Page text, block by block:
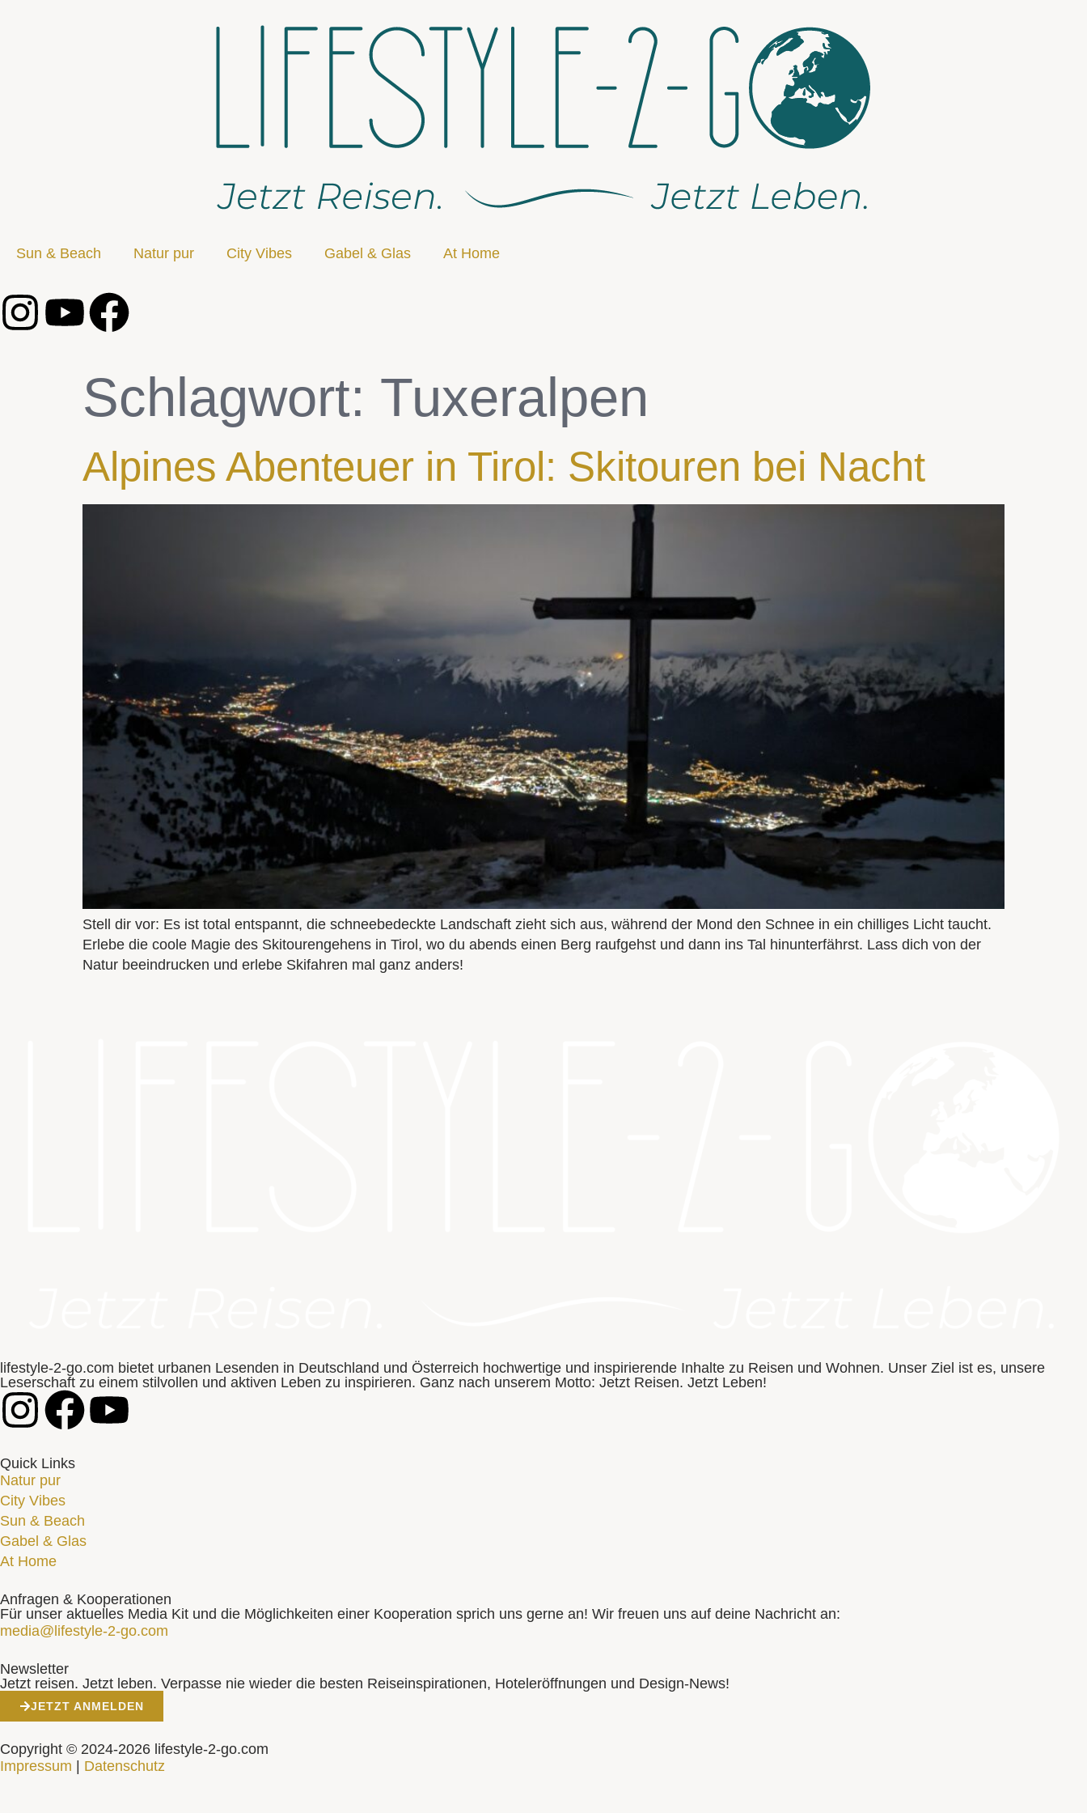
Sun & Beach Natur pur City Vibes Gabel & Glas At Home
Schlagwort: Tuxeralpen
Alpines Abenteuer in Tirol: Skitouren bei Nacht
Stell dir vor: Es ist total entspannt, die schneebedeckte Landschaft zieht sich aus, während der Mond den Schnee in ein chilliges Licht taucht.
Erlebe die coole Magie des Skitourengehens in Tirol, wo du abends einen Berg raufgehst und dann ins Tal hinunterfährst. Lass dich von der
Natur beeindrucken und erlebe Skifahren mal ganz anders!
lifestyle-2-go.com bietet urbanen Lesenden in Deutschland und Österreich hochwertige und inspirierende Inhalte zu Reisen und Wohnen. Unser Ziel ist es, unsere
Leserschaft zu einem stilvollen und aktiven Leben zu inspirieren. Ganz nach unserem Motto: Jetzt Reisen. Jetzt Leben!
Quick Links
Natur pur
City Vibes
Sun & Beach
Gabel & Glas
At Home
Anfragen & Kooperationen
Für unser aktuelles Media Kit und die Möglichkeiten einer Kooperation sprich uns gerne an! Wir freuen uns auf deine Nachricht an:
media@lifestyle-2-go.com
Newsletter
Jetzt reisen. Jetzt leben. Verpasse nie wieder die besten Reiseinspirationen, Hoteleröffnungen und Design-News!
JETZT ANMELDEN
Copyright © 2024-2026 lifestyle-2-go.com
Impressum
Datenschutz